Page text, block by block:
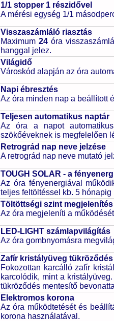
1/1 stopper 1 részidővel
A mérési egység 1/1
Visszaszámláló riasztás
Maximum24 óra
hanggal jelez.
Világidő
Városkód alapján az óra
Napi ébresztés
Az óra minden nap a beállított
Teljesen automatikus naptár
Az óra a napot
szökőéveknek is megfelelően
Retrográd nap neve jelzése
A retrográd nap neve mutató
TOUGH SOLAR - a
Az óra fényenergiával
teljes feltöltéssel kb. 5
Töltöttségi szint megjelenítés
Az óra megjeleníti a
LED-LIGHT számlapvilágítás
Az óra gombnyomásra
Zafír kristályüveg
Fokozottan karcálló zafír
karcolódik, mint a
tükröződés mentesítő
Elektromos korona
Az óra működtetését és
korona használatával.